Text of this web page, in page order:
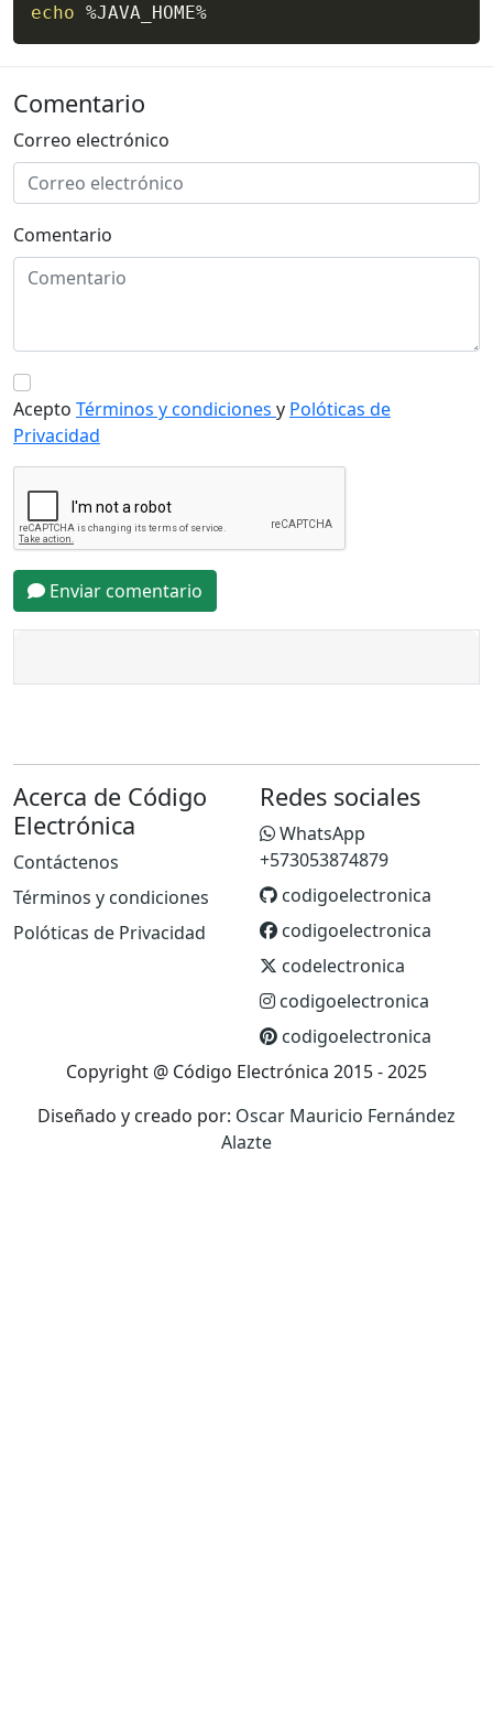
echo %JAVA_HOME%
Comentario
Correo electrónico
Comentario
Acepto Términos y condiciones y Polóticas de
Privacidad
Enviar comentario
Acerca de Código
Electrónica
Contáctenos
Términos y condiciones
Polóticas de Privacidad
Redes sociales
WhatsApp
+573053874879
codigoelectronica
codigoelectronica
codelectronica
codigoelectronica
codigoelectronica
Copyright @ Código Electrónica 2015 - 2025
Diseñado y creado por: Oscar Mauricio Fernández
Alazte